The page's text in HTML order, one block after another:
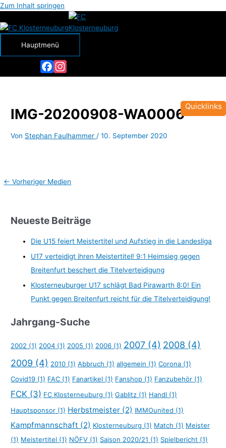
Zum Inhalt springen
Hauptmenü
IMG-20200908-WA0006
Von Stephan Faulhammer /10. September 2020
← Vorheriger Medien
Neueste Beiträge
Die U15 feiert Meistertitel und Aufstieg in die Landesliga
U17 verteidigt ihren Meistertitel! 9:1 Heimsieg gegen
Breitenfurt beschert die Titelverteidigung
Klosterneuburger U17 schlägt Bad Pirawarth 8:0! Ein
Punkt gegen Breitenfurt reicht für die Titelverteidigung!
Jahrgang-Suche
2002 (1) 2004 (1) 2005 (1) 2006 (1) 2007 (4) 2008 (4)
2009 (4) 2010 (1) Abbruch (1) allgemein (1) Corona (1)
Covid19 (1) FAC (1) Fanartikel (1) Fanshop (1) Fanzubehör (1)
FCK (3) FC Klosterneuburg (1) Gablitz (1) Handl (1)
Hauptsponsor (1) Herbstmeister (2) IMMOunited (1)
Kampfmannschaft (2) Klosterneuburg (1) Match (1) Meister
(1) Meistertitel (1) NÖFV (1) Saison 2020/21 (1) Spielbericht (1)
Quicklinks